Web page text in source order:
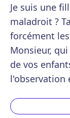
Je suis une
maladroit ?
forcément
Monsieur,
de vos
l'observation